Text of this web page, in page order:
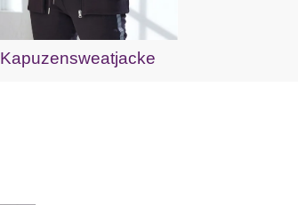
Kapuzensweatjacke